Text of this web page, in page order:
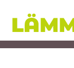
sisältöön
Lämmöllä